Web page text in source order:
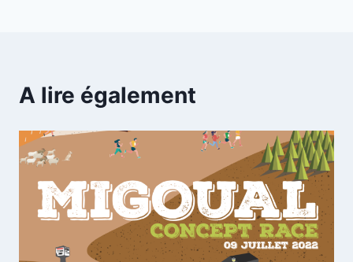
A lire également